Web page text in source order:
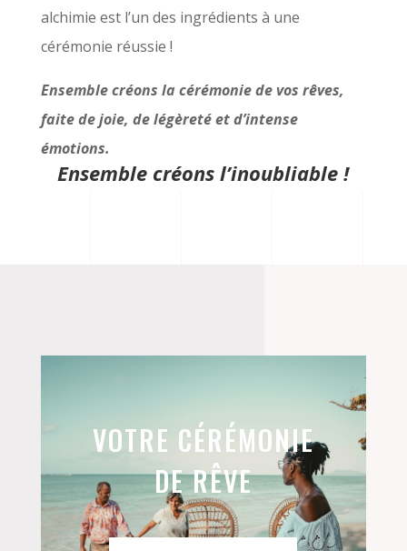
alchimie est l’un des ingrédients à une
cérémonie réussie !
Ensemble créons la cérémonie de vos rêves,
faite de joie, de légèreté et d’intense
émotions.
Ensemble créons l’inoubliable !
VOTRE CÉRÉMONIE
DE RÊVE